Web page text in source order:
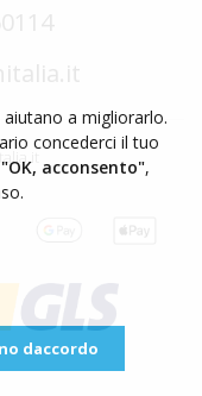
a migliorarlo.
concederci il tuo
"OK, acconsento",
daccordo